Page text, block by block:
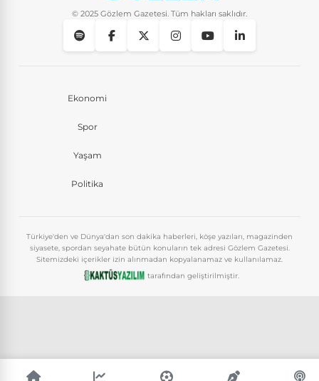
© 2025 Gözlem Gazetesi. Tüm hakları saklıdır.
Ekonomi
Spor
Yaşam
Politika
Türkiye'den ve Dünya'dan son dakika haberleri, köşe yazıları, magazinden
siyasete, spordan seyahate bütün konuların tek adresi Gözlem Gazetesi.
Sitemizdeki içerikler izin alınmadan kopyalanamaz ve kullanılamaz.
tarafından geliştirilmiştir.